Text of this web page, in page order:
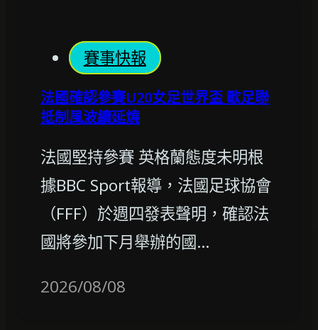
賽事快報
法國確認參賽U20女足世界盃 歐足聯
抵制風波續延燒
法國堅持參賽 英格蘭態度未明根
據BBC Sport報導，法國足球協會
（FFF）於週四發表聲明，確認法
國將參加下月舉辦的國…
2026/08/08